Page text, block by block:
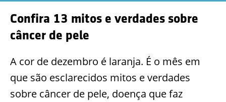
Confira 13 mitos e verdades sobre
câncer de pele
A cor de dezembro é laranja. É o mês em
que são esclarecidos mitos e verdades
sobre câncer de pele, doença que faz